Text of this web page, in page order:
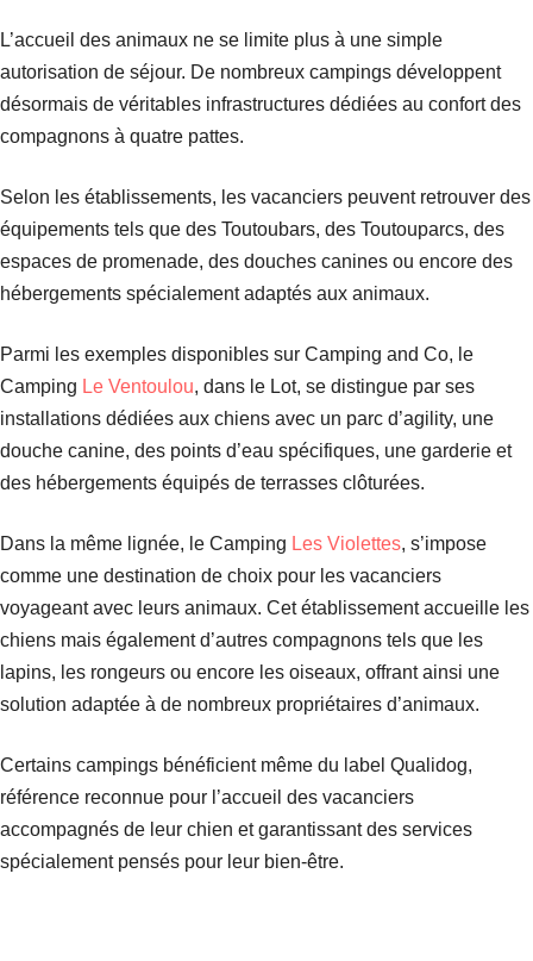
L’accueil des animaux ne se limite plus à une simple
autorisation de séjour. De nombreux campings développent
désormais de véritables infrastructures dédiées au confort des
compagnons à quatre pattes.
Selon les établissements, les vacanciers peuvent retrouver des
équipements tels que des Toutoubars, des Toutouparcs, des
espaces de promenade, des douches canines ou encore des
hébergements spécialement adaptés aux animaux.
Parmi les exemples disponibles sur Camping and Co, le
Camping Le Ventoulou, dans le Lot, se distingue par ses
installations dédiées aux chiens avec un parc d’agility, une
douche canine, des points d’eau spécifiques, une garderie et
des hébergements équipés de terrasses clôturées.
Dans la même lignée, le Camping Les Violettes, s’impose
comme une destination de choix pour les vacanciers
voyageant avec leurs animaux. Cet établissement accueille les
chiens mais également d’autres compagnons tels que les
lapins, les rongeurs ou encore les oiseaux, offrant ainsi une
solution adaptée à de nombreux propriétaires d’animaux.
Certains campings bénéficient même du label Qualidog,
référence reconnue pour l’accueil des vacanciers
accompagnés de leur chien et garantissant des services
spécialement pensés pour leur bien-être.